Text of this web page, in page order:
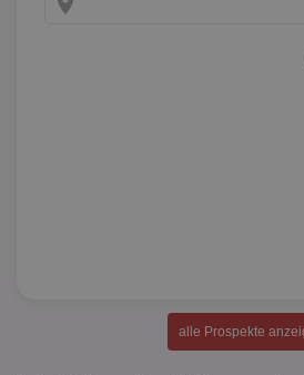
alle Prospekte